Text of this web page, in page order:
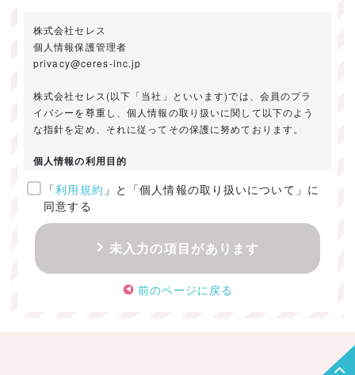
株式会社セレス
個人情報保護管理者
privacy@ceres-inc.jp
株式会社セレス(以下「当社」といいます)では、会員のプラ
イバシーを尊重し、個人情報の取り扱いに関して以下のよう
な指針を定め、それに従ってその保護に努めております。
個人情報の利用目的
ご提供いただきました個人情報は、以下のためにのみ利用い
たします。
・お問い合わせに対する回答及び資料送付のご連絡
・当社のお客様向けサービスの提供
・本人確認
・サービスの開発・改善のための分析
「利用規約 」と「個人情報の取り扱いについて」に
同意する
未入力の項目があります
前のページに戻る